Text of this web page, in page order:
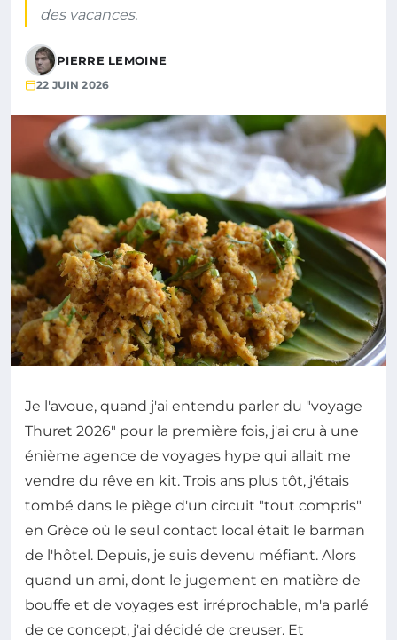
des vacances.
PIERRE LEMOINE
22 JUIN 2026
Je l'avoue, quand j'ai entendu parler du "voyage
Thuret 2026" pour la première fois, j'ai cru à une
énième agence de voyages hype qui allait me
vendre du rêve en kit. Trois ans plus tôt, j'étais
tombé dans le piège d'un circuit "tout compris"
en Grèce où le seul contact local était le barman
de l'hôtel. Depuis, je suis devenu méfiant. Alors
quand un ami, dont le jugement en matière de
bouffe et de voyages est irréprochable, m'a parlé
de ce concept, j'ai décidé de creuser. Et